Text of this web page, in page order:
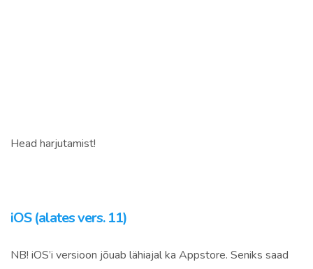
Head harjutamist!
iOS (alates vers. 11)
NB! iOS’i versioon jõuab lähiajal ka Appstore. Seniks saad